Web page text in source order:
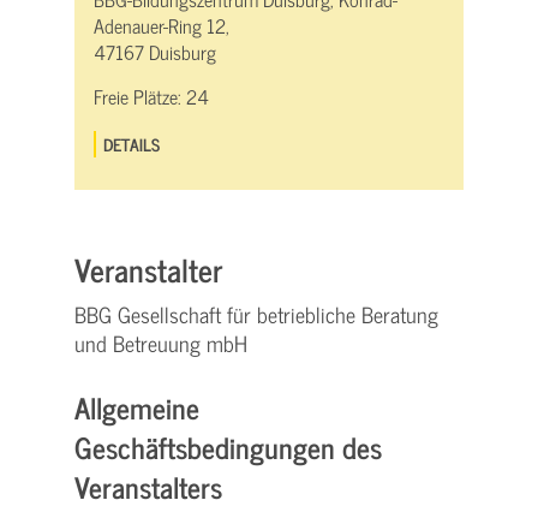
Adenauer-Ring 12,
47167 Duisburg
Freie Plätze:24
DETAILS
Veranstalter
BBG Gesellschaft für betriebliche Beratung
und Betreuung mbH
Allgemeine
Geschäftsbedingungen des
Veranstalters